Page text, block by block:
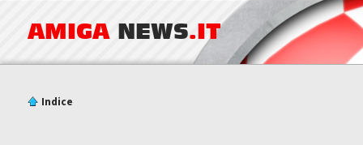
AMIGA NEWS.IT
Indice